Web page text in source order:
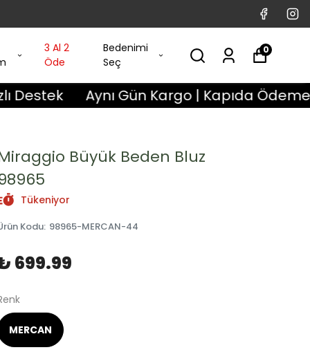
3 Al 2
Öde
Bedenimi
Seç
0
Aynı Gün Kargo | Kapıda Ödeme İmkanı |
Büyük Beden Bluz
Tükeniyor
Kodu: 98965-MERCAN-44
699.99
MERCAN